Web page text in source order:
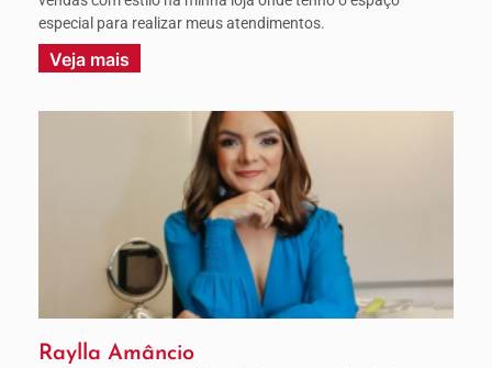
especial para realizar meus atendimentos.
Veja mais
Raylla Amâncio